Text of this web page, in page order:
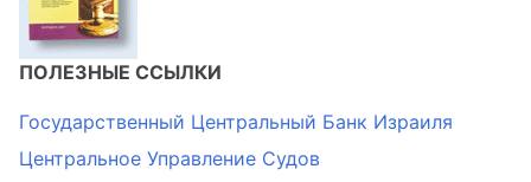
ПОЛЕЗНЫЕ ССЫЛКИ
Государственный Центральный Банк Израиля
Центральное Управление Судов